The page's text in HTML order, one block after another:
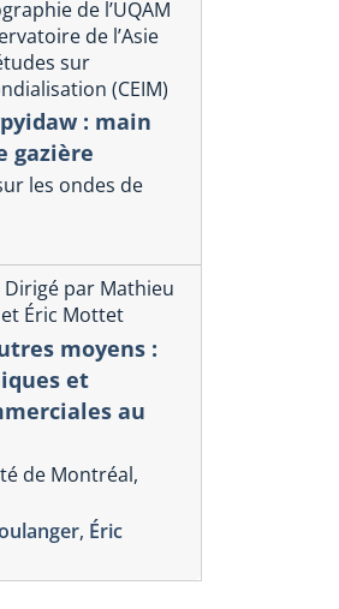
de l’UQAM
de l’Asie
sur
(CEIM)
: main
gazière
les ondes de
Dirigé par Mathieu
Éric Mottet
moyens :
et
au
de Montréal,
, Éric